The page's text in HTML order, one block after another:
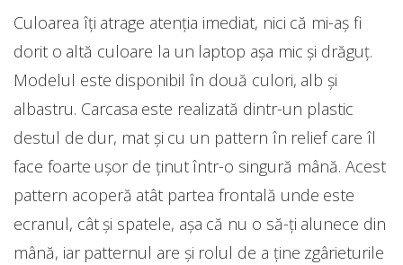
Culoarea îți atrage atenția imediat, nici că mi-aș fi
dorit o altă culoare la un laptop așa mic și drăguț.
Modelul este disponibil în două culori, alb și
albastru. Carcasa este realizată dintr-un plastic
destul de dur, mat și cu un pattern în relief care îl
face foarte ușor de ținut într-o singură mână. Acest
pattern acoperă atât partea frontală unde este
ecranul, cât și spatele, așa că nu o să-ți alunece din
mână, iar patternul are și rolul de a ține zgârieturile